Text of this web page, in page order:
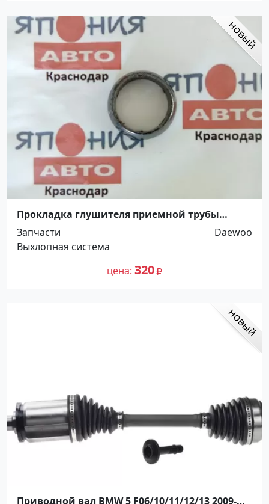
Прокладка глушителя приемной трубы
Daewoo кольцо Краснодар
Запчасти
Daewoo
Выхлопная система
цена 320
Приводной вал BMW 5 F06/10/11/12/13 2009-